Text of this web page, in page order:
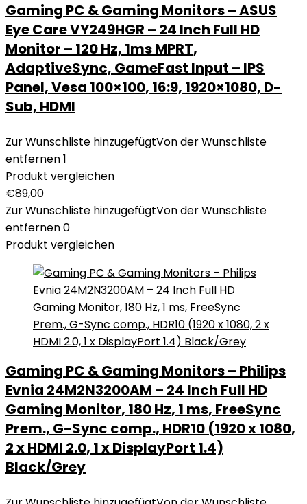
Gaming PC & Gaming Monitors – ASUS
Eye Care VY249HGR – 24 Inch Full HD
Monitor – 120 Hz, 1ms MPRT,
AdaptiveSync, GameFast Input – IPS
Panel, Vesa 100×100, 16:9, 1920×1080, D-
Sub, HDMI
Zur Wunschliste hinzugefügtVon der Wunschliste
entfernen1
Produkt vergleichen
€89,00
Zur Wunschliste hinzugefügtVon der Wunschliste
entfernen0
Produkt vergleichen
Gaming PC & Gaming Monitors – Philips
Evnia 24M2N3200AM – 24 Inch Full HD
Gaming Monitor, 180 Hz, 1 ms, FreeSync
Prem., G-Sync comp., HDR10 (1920 x 1080,
2 x HDMI 2.0, 1 x DisplayPort 1.4)
Black/Grey